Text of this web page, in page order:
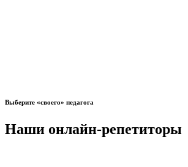
Выберите «своего» педагога
Наши онлайн-репетиторы